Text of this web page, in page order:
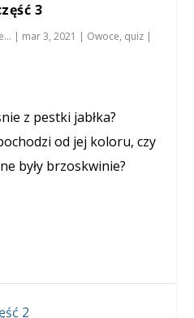
3
| mar 3, 2021 | Owoce, quiz |
z pestki jabłka?
od jej koloru, czy
były brzoskwinie?